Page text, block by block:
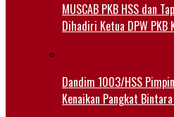
MUSCAB PKB HSS dan
Dihadiri Ketua DPW PKB
Dandim 1003/HSS
Kenaikan Pangkat